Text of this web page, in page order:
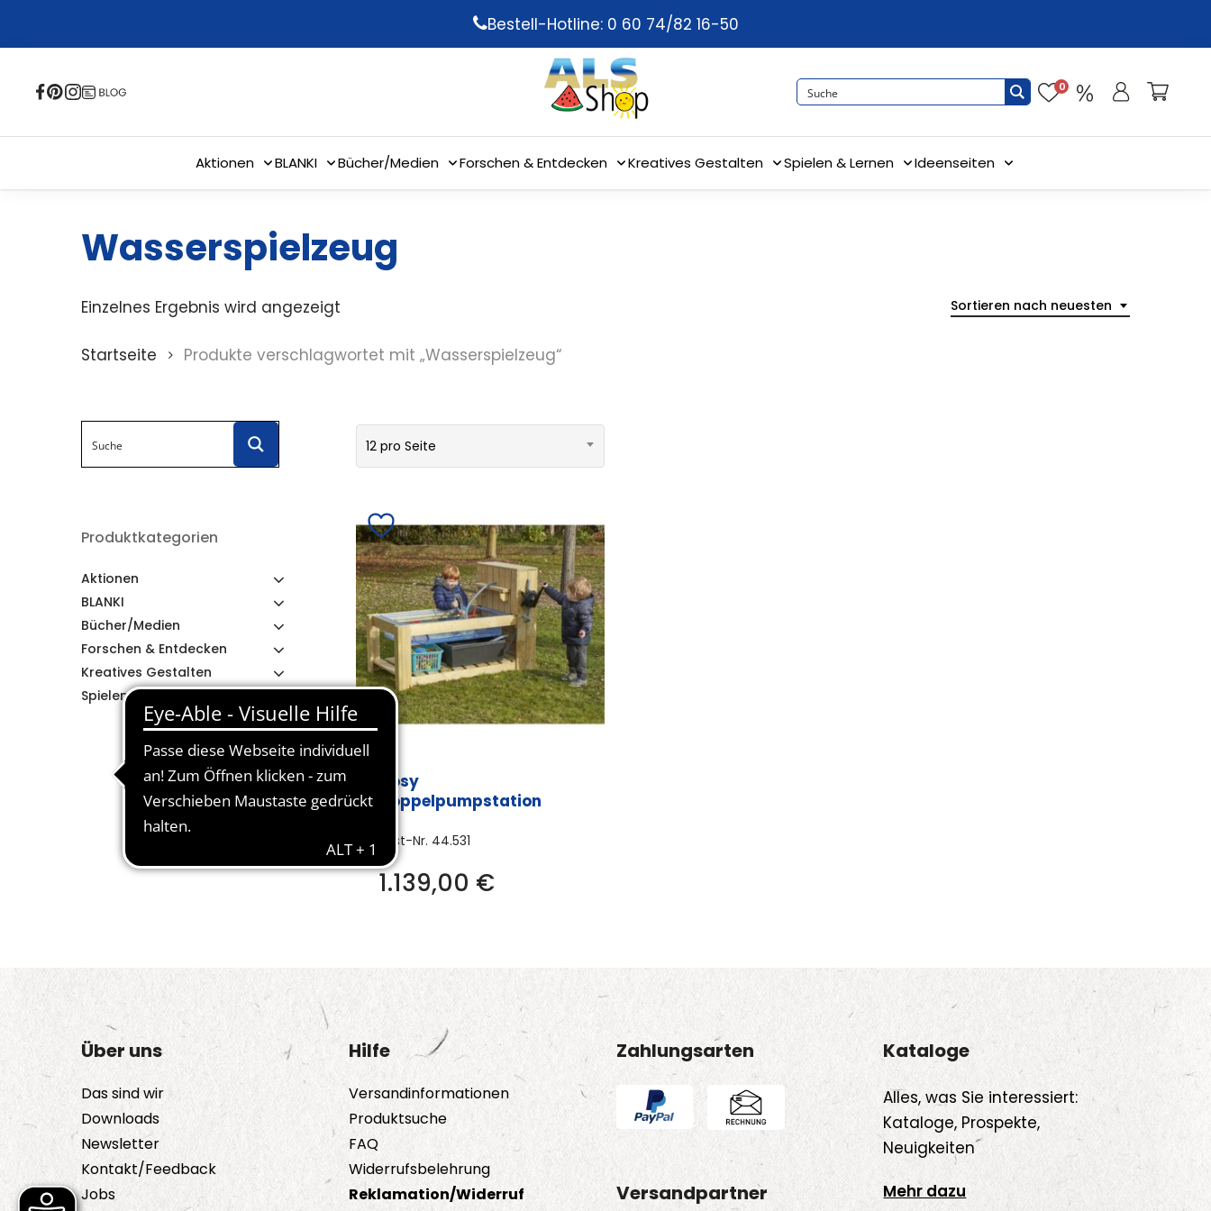
content
Bestell-Hotline: 0 60 74/82 16-50
0
Aktionen BLANKI Bücher/Medien Forschen & Entdecken Kreatives Gestalten Spielen & Lernen Ideenseiten
Wasserspielzeug
Sortieren nach neuesten
Einzelnes Ergebnis wird angezeigt
Startseite Produkte verschlagwortet mit „Wasserspielzeug“
Produktkategorien
Aktionen
BLANKI
Bücher/Medien
Forschen & Entdecken
Kreatives Gestalten
Spielen & Lernen
12 pro Seite
Cosy
Doppelpumpstation
Best-Nr. 44.531
1.139,00 €
Über uns
Das sind wir
Downloads
Newsletter
Kontakt/Feedback
Jobs
Hilfe
Versandinformationen
Produktsuche
FAQ
Widerrufsbelehrung
Reklamation/Widerruf
Zahlungsarten
Versandpartner
Kataloge
Alles, was Sie interessiert:
Kataloge, Prospekte,
Neuigkeiten
Mehr dazu